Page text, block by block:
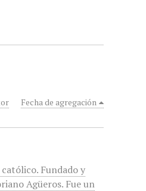
Fecha de agregación
Fundado y
Agüeros. Fue un